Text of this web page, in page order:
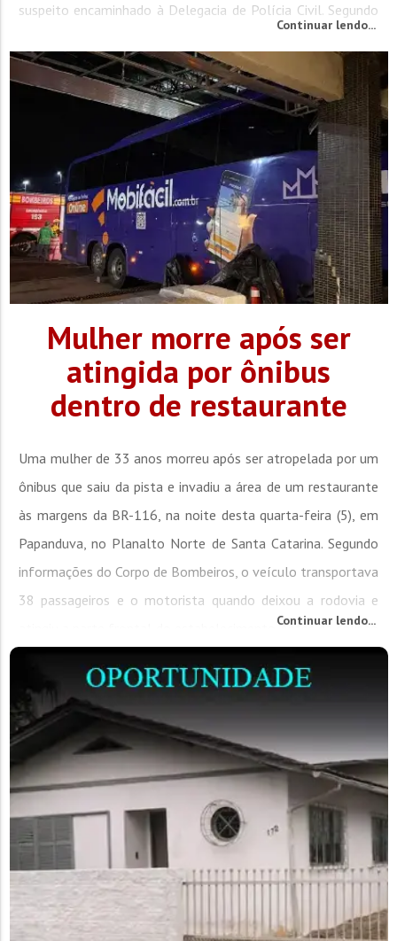
suspeito encaminhado à Delegacia de Polícia Civil. Segundo
para atender uma suposta ameaça em um estabelecimento
comercial. No local, os...
Continuar lendo...
Mulher morre após ser
atingida por ônibus
dentro de restaurante
Uma mulher de 33 anos morreu após ser atropelada por um
ônibus que saiu da pista e invadiu a área de um restaurante
às margens da BR-116, na noite desta quarta-feira (5), em
Papanduva, no Planalto Norte de Santa Catarina. Segundo
informações do Corpo de Bombeiros, o veículo transportava
38 passageiros e o motorista quando deixou a rodovia e
atingiu a parte frontal do estabelecimento. Antes da colisão
Continuar lendo...